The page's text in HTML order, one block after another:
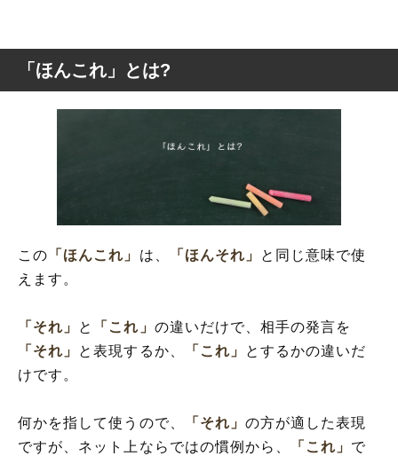
「ほんこれ」とは?
この 「ほんこれ」 は、 「ほんそれ」
と同じ意味で使
えます。
「それ」 と 「これ」 の違いだけで、相手の発言を
「それ」
と表現するか、 「これ」
とするかの違いだ
けです。
何かを指して使うので、 「それ」の方が適した表現
ですが、ネット上ならではの慣例から、
「これ」 で